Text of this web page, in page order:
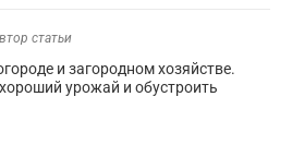
статьи
и загородном хозяйстве.
урожай и обустроить